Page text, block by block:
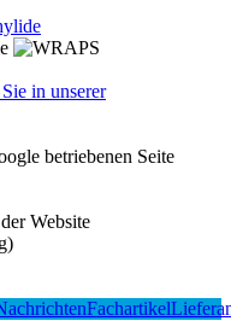
in unserer
betriebenen Seite
Website
Fachartikel